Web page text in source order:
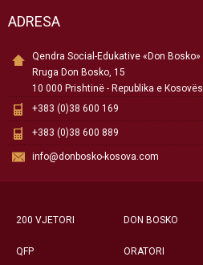
ADRESA
Qendra Social-Edukative «Don Bosko»
Rruga Don Bosko, 15
10 000 Prishtinë - Republika e Kosovës
+383 (0)38 600 169
+383 (0)38 600 889
info@donbosko-kosova.com
200 VJETORI DON BOSKO
QFP ORATORI